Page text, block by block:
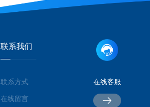
联系我们
联系方式
在线留言
在线客服